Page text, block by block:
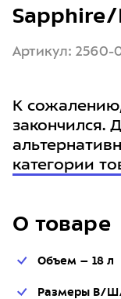
О товаре
Объем – 18 л
Размеры В/
Sapphire/
Артикул: 2560-
К
закончился.
категории